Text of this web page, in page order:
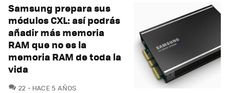
Samsung prepara sus
módulos CXL: así podrás
añadir más memoria
RAM que no es la
memoria RAM de toda la
vida
22 COMENTARIOS
HACE 5 AÑOS